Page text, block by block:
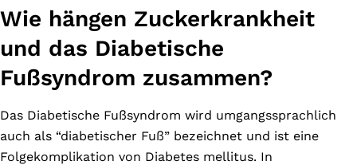
Wie hängen Zuckerkrankheit
und das Diabetische
Fußsyndrom zusammen?
Das Diabetische Fußsyndrom wird umgangssprachlich
auch als “diabetischer Fuß” bezeichnet und ist eine
Folgekomplikation von Diabetes mellitus. In